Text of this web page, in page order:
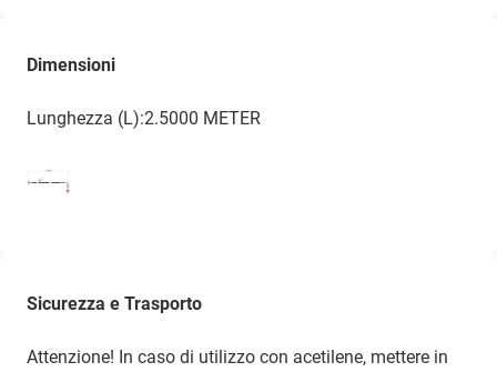
Dimensioni
Lunghezza (L):2.5000 METER
Sicurezza e Trasporto
Attenzione! In caso di utilizzo con acetilene, mettere in